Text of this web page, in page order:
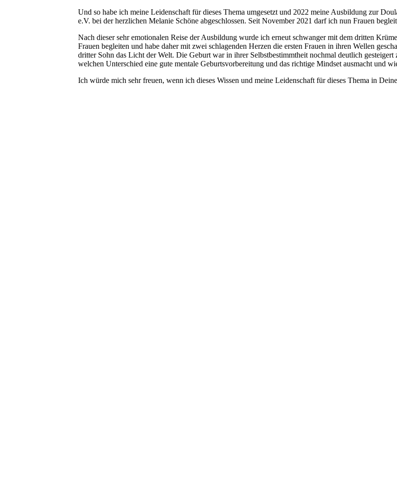
Und so habe ich meine Leidenschaft für dieses Thema umgesetzt und 2022 meine Ausbildung zur
e.V. bei der herzlichen Melanie Schöne abgeschlossen. Seit November 2021 darf ich nun Frauen
Nach dieser sehr emotionalen Reise der Ausbildung wurde ich erneut schwanger mit dem dritten
Frauen begleiten und habe daher mit zwei schlagenden Herzen die ersten Frauen in ihren Wellen
dritter Sohn das Licht der Welt. Die Geburt war in ihrer Selbstbestimmtheit nochmal deutlich
welchen Unterschied eine gute mentale Geburtsvorbereitung und das richtige Mindset ausmacht und
Ich würde mich sehr freuen, wenn ich dieses Wissen und meine Leidenschaft für dieses Thema in